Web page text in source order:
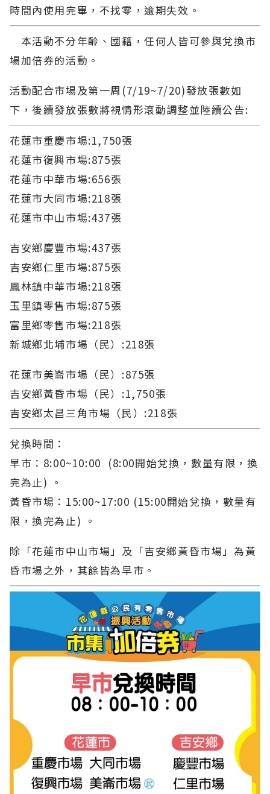
時間內使用完畢，不找零，逾期失效。
本活動不分年齡、國籍，任何人皆可參與兌換市
場加倍券的活動。
活動配合市場及第一周(7/19~7/20)發放張數如
下，後續發放張數將視情形滾動調整並陸續公告:
花蓮市重慶市場:1,750張
花蓮市復興市場:875張
花蓮市中華市場:656張
花蓮市大同市場:218張
花蓮市中山市場:437張
吉安鄉慶豐市場:437張
吉安鄉仁里市場:875張
鳳林鎮中華市場:218張
玉里鎮零售市場:875張
富里鄉零售市場:218張
新城鄉北埔市場（民）:218張
花蓮市美崙市場（民）:875張
吉安鄉黃昏市場（民）:1,750張
吉安鄉太昌三角市場（民）:218張
兌換時間：
早市：8:00~10:00 (8:00開始兌換，數量有限，換
完為止) 。
黃昏市場：15:00~17:00 (15:00開始兌換，數量有
限，換完為止) 。
除「花蓮市中山市場」及「吉安鄉黃昏市場」為黃
昏市場之外，其餘皆為早市。